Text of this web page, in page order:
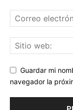
Guardar mi
navegador la